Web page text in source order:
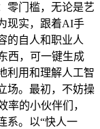
零门槛，无论是艺
现实，跟着AI手
的自人和职业人
西，可一键生成
利用和理解人工智
场。最初，不妨操
率的小伙伴们，
系。以“快人一